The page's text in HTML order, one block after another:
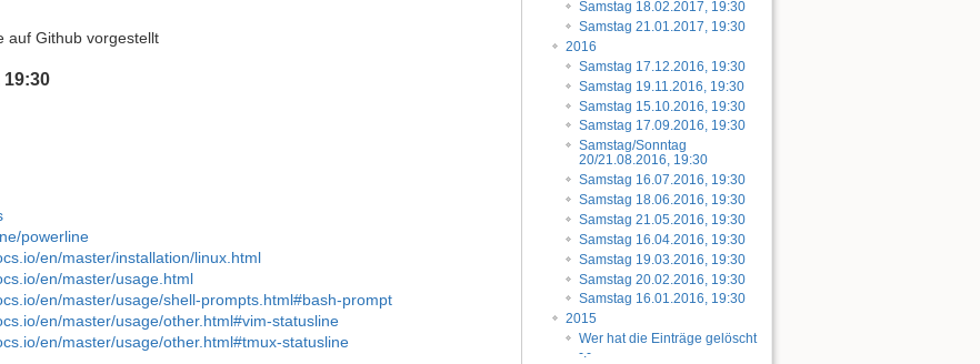
Samstag 18.02.2017, 19:30
Samstag 21.01.2017, 19:30
2016
Samstag 17.12.2016, 19:30
Samstag 19.11.2016, 19:30
Samstag 15.10.2016, 19:30
Samstag 17.09.2016, 19:30
Samstag/Sonntag
20/21.08.2016, 19:30
Samstag 16.07.2016, 19:30
Samstag 18.06.2016, 19:30
Samstag 21.05.2016, 19:30
Samstag 16.04.2016, 19:30
Samstag 19.03.2016, 19:30
Samstag 20.02.2016, 19:30
Samstag 16.01.2016, 19:30
2015
Wer hat die Einträge gelöscht
-.-
auf Github vorgestellt
19:30
powerline
en/master/installation/linux.html
en/master/usage.html
en/master/usage/shell-prompts.html#bash-prompt
en/master/usage/other.html#vim-statusline
en/master/usage/other.html#tmux-statusline